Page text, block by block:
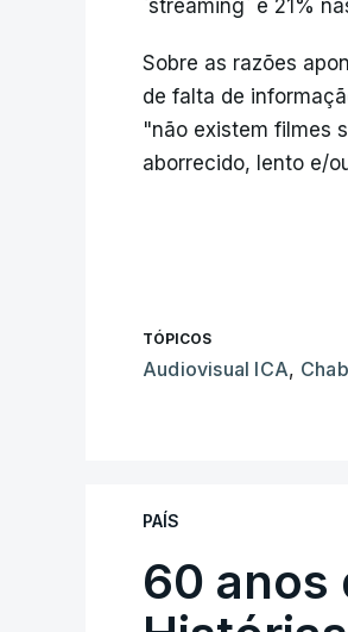
`streaming` e 21%
Sobre as razões
de falta de
"não existem filmes
aborrecido, lento e/
TÓPICOS
Audiovisual ICA,
PAÍS
60 anos